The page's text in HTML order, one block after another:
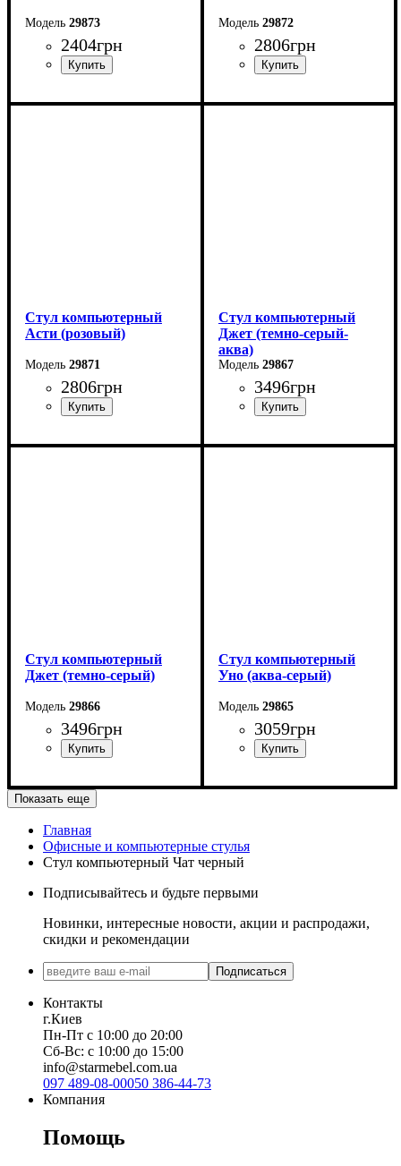
29873
2404грн
29872
2806грн
Стул компьютерный
Асти (розовый)
29871
2806грн
Стул компьютерный
Джет (темно-серый-
аква)
29867
3496грн
Стул компьютерный
Джет (темно-серый)
29866
3496грн
Стул компьютерный
Уно (аква-серый)
29865
3059грн
Показать еще
Главная
Офисные и компьютерные стулья
Стул компьютерный Чат черный
Подписывайтесь и будьте первыми
Новинки, интересные новости, акции и распродажи,
скидки и рекомендации
Подписаться
Контакты
г.Киев
Пн-Пт с 10:00 до 20:00
Сб-Вс: с 10:00 до 15:00
info@starmebel.com.ua
097 489-08-00050 386-44-73
Компания
Помощь